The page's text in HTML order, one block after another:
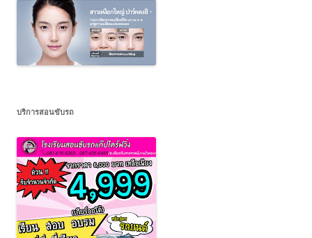
บริการสอนขับรถ